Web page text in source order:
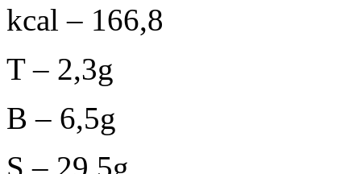
kcal – 166,8
T – 2,3g
B – 6,5g
S – 29,5g